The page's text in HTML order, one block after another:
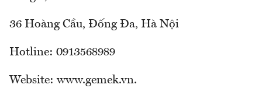
36 Hoàng Cầu, Đống Đa, Hà Nội
Hotline: 0913568989
Website: www.gemek.vn.